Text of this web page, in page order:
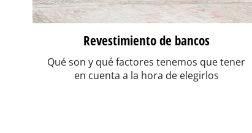
Revestimiento de bancos
Qué son y qué factores tenemos que tener
en cuenta a la hora de elegirlos